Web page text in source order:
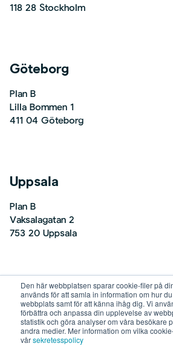
Den här webbplatsen sparar cookie-filer på
används för att samla in information om hur
webbplats samt för att känna ihåg dig. Vi
förbättra och anpassa din upplevelse av
statistik och göra analyser om våra besökare
andra medier. Mer information om vilka
vårsekretesspolicy
118 28 Stockholm
Göteborg
Plan B
Lilla Bommen 1
411 04 Göteborg
Uppsala
Plan B
Vaksalagatan 2
753 20 Uppsala
Malmö
Plan B
Nordenskiöldsgatan 24
211 19 Malmö